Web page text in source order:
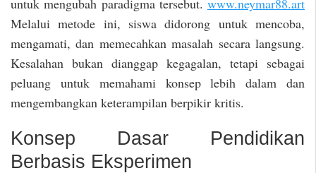
untuk mengubah paradigma tersebut. www.neymar88.art
Melalui metode ini, siswa didorong untuk mencoba,
mengamati, dan memecahkan masalah secara langsung.
Kesalahan bukan dianggap kegagalan, tetapi sebagai
peluang untuk memahami konsep lebih dalam dan
mengembangkan keterampilan berpikir kritis.
Konsep Dasar Pendidikan
Berbasis Eksperimen